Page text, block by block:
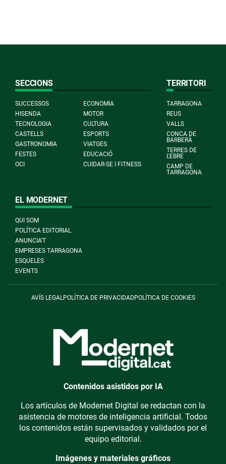
SECCIONS
SUCCESSOS
ECONOMIA
HISENDA
MOTOR
TECNOLOGIA
CULTURA
CASTELLS
ESPORTS
GASTRONOMIA
VIATGES
FESTES
EDUCACIÓ
OCI
CUIDAR-SE I FITNESS
TERRITORI
TARRAGONA
REUS
VALLS
CONCA DE
BARBERÀ
TERRES DE
L'EBRE
CAMP DE
TARRAGONA
EL MODERNET
QUI SOM
POLÍTICA EDITORIAL
ANUNCIA'T
EMPRESES TARRAGONA
ESQUELES
EVENTS
AVÍS LEGAL POLÍTICA DE PRIVACIDADPOLÍTICA DE COOKIES
Contenidos asistidos por IA
Los artículos de Modernet Digital se redactan con la
asistencia de motores de inteligencia artificial. Todos
los contenidos están supervisados y validados por el
equipo editorial.
Imágenes y materiales gráficos